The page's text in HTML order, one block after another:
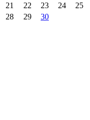
21
22 23 24 25
28
29 30